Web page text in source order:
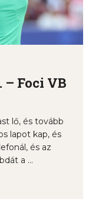
Foci VB
lő, és tovább
lapot kap, és
és az
a ...